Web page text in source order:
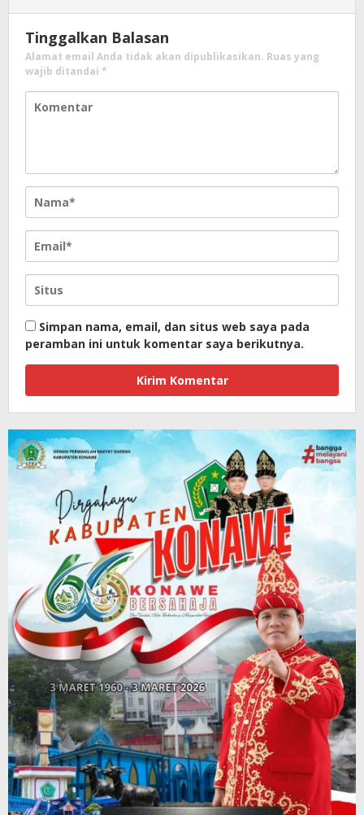
Tinggalkan Balasan
Alamat email Anda tidak akan dipublikasikan. Ruas yang
wajib ditandai *
Simpan nama, email, dan situs web saya pada
peramban ini untuk komentar saya berikutnya.